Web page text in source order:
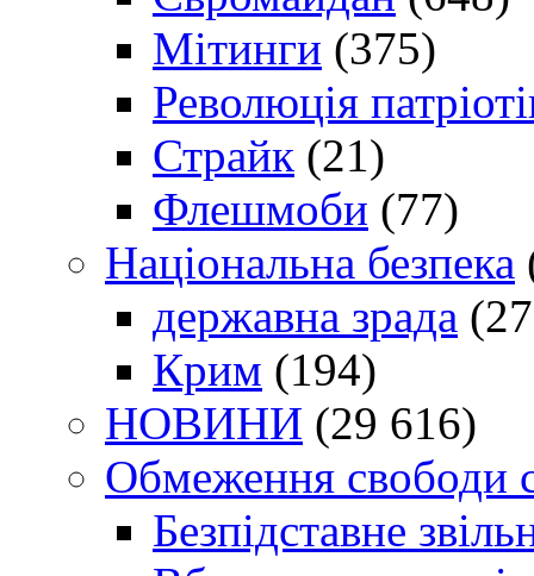
Мітинги (375)
Революція
Страйк (21)
Флешмоби (77)
Національна безпека
державна зрада
Крим (194)
НОВИНИ (29 616)
Обмеження свободи
Безпідставне